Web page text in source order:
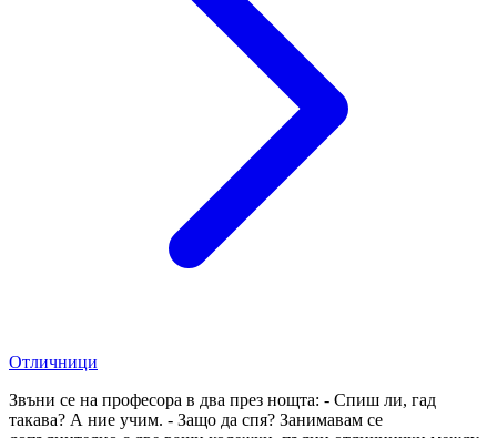
Отличници
Звъни се на професора в два през нощта: - Спиш ли, гад
такава? А ние учим. - Защо да спя? Занимавам се